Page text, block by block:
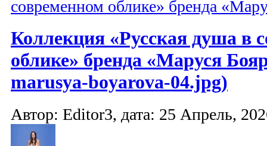
современном облике» бренда
Коллекция «Русская душа в
облике» бренда «Маруся
marusya-boyarova-04.jpg)
Автор: Editor3, дата: 25 Апрель,